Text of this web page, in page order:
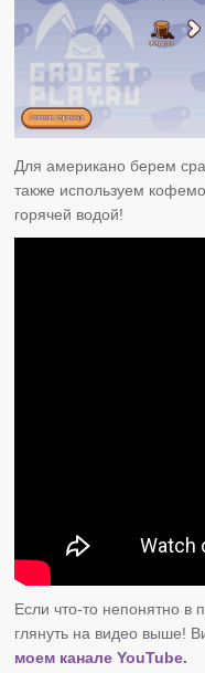
Для американо берем
также используем
горячей водой!
Если что-то непонятно в
глянуть на видео выше!
моем канале YouTube.